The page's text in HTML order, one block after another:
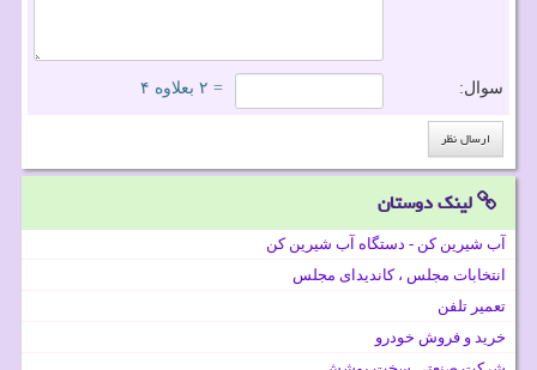
سوال: = ۲ بعلاوه ۴
لینک دوستان
آب شیرین کن - دستگاه آب شیرین کن
انتخابات مجلس ، کاندیدای مجلس
تعمیر تلفن
خرید و فروش خودرو